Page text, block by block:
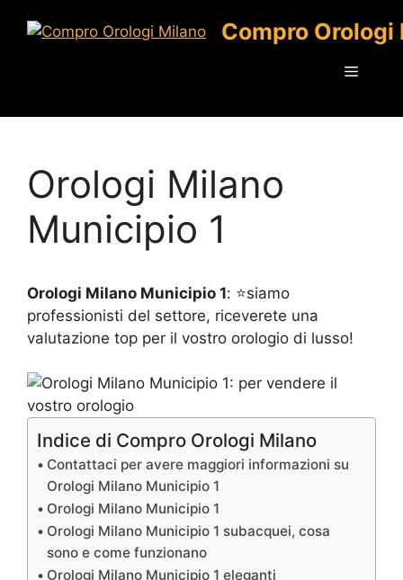
Compro Orologi
Menu
Orologi Milano
Municipio 1
Orologi Milano Municipio 1: ⭐siamo
professionisti del settore, riceverete una
valutazione top per il vostro orologio di lusso!
Indice di Compro Orologi Milano
Contattaci per avere maggiori informazioni su
Orologi Milano Municipio 1
Orologi Milano Municipio 1
Orologi Milano Municipio 1 subacquei, cosa
sono e come funzionano
Orologi Milano Municipio 1 eleganti